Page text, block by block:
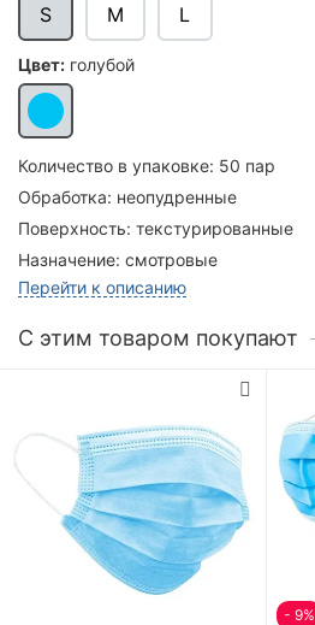
S M L
Цвет: голубой
Количество в упаковке: 50 пар
Обработка: неопудренные
Поверхность: текстурированные
Назначение: смотровые
Перейти к описанию
C этим товаром покупают
- 9%